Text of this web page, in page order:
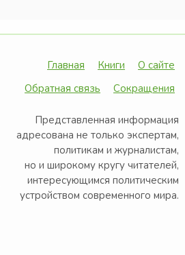
Главная Книги
О сайте
Обратная связь
Сокращения
Представленная информация
адресована не только экспертам,
политикам и журналистам,
но и широкому кругу читателей,
интересующимся политическим
устройством современного мира.